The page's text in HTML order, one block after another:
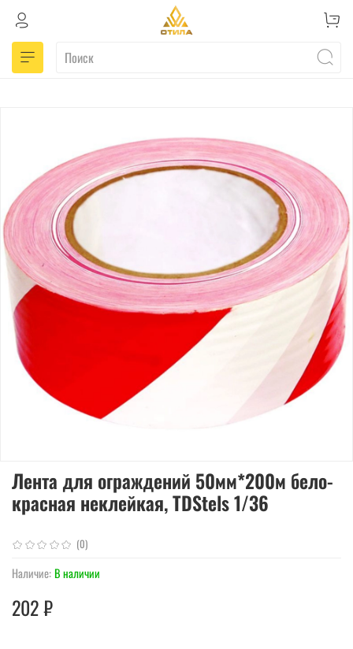
(0)
Наличие:В наличии
Лента для ограждений 50мм*200м бело-
красная неклейкая, TDStels 1/36
202 ₽